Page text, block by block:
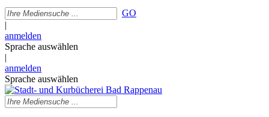
GO
|
anmelden
Sprache auswählen
|
anmelden
Sprache auswählen